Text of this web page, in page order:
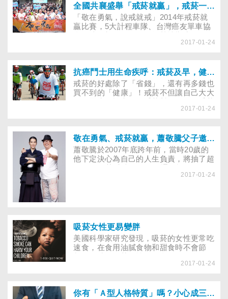
全國共襄盛舉「戒菸就贏」，戒菸一定會成功！
「敬在勇氣，說戒就戒」2014年戒菸就
贏比賽，5大計程車隊、台灣癌友單車協
你：想抽菸時趕緊試試戒菸4招，幫你順
2017-01-24
抗癌鬥士用生命疾呼：戒菸及早，健康美好
戒菸的好處除了「省錢」，還有再多錢也
買不到的「健康」！戒菸不但讓自己大大
對家人的毒害也會煙消雲散，每年還能減
2017-01-24
敬在勇氣、戒菸就贏，蕭敬騰父子邀你說戒就戒
蕭敬騰於2007年底跨年前，當時20歲的
他下定決心為自己的人生負責，將抽了超
菸的朋友，約大家戒菸也監督他戒菸，用
2017-01-24
吸菸女性更易變胖
美國科學家研究發現，吸菸的女性更常吃
速食，在食用油膩食物和甜食時不會節
不懂得自制，身材更易變形，體重更易增
2017-01-24
你有「Ａ型人格特質」嗎？小心成三高族群！